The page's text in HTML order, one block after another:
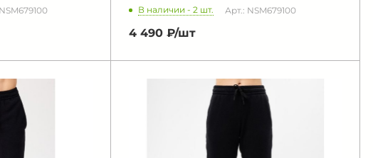
В наличии - 2 шт. Арт.: NSM679100
4 490 ₽/шт